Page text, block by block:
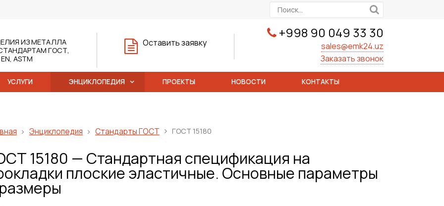
+998 90 049 33 30
sales@emk24.uz
Заказать звонок
Оставить заявку
ИЗ МЕТАЛЛА
ГОСТ,
ASTM
УСЛУГИ ЭНЦИКЛОПЕДИЯ ПРОЕКТЫ НОВОСТИ КОНТАКТЫ
Энциклопедия Стандарты ГОСТ ГОСТ 15180
15180 — Стандартная спецификация на
плоские эластичные. Основные параметры